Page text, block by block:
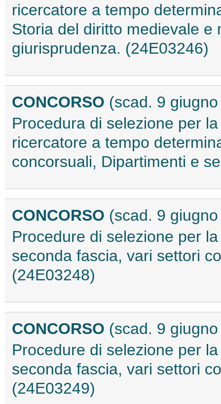
ricercatore a tempo
Storia del diritto medievale
giurisprudenza. (24E03246)
CONCORSO (scad. 9
Procedura di selezione per
ricercatore a tempo
concorsuali, Dipartimenti e
CONCORSO (scad. 9
Procedure di selezione per
seconda fascia, vari settori
(24E03248)
CONCORSO (scad. 9
Procedure di selezione per
seconda fascia, vari settori
(24E03249)